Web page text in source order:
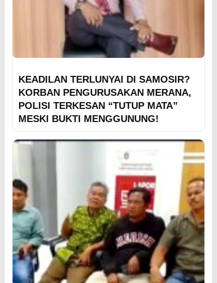
KEADILAN TERLUNYAI DI SAMOSIR?
KORBAN PENGURUSAKAN MERANA,
POLISI TERKESAN “TUTUP MATA”
MESKI BUKTI MENGGUNUNG!